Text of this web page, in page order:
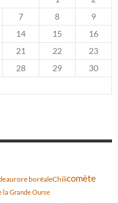
7 8
9
14 15
16
21 22
23
28 29
30
aurore boréaleChilicomète
la Grande Ourse